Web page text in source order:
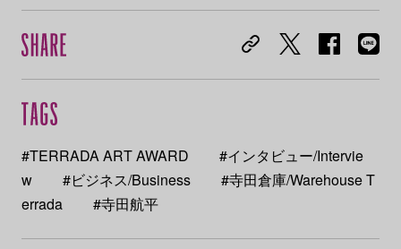
#TERRADA ART AWARD
#インタビュー/Intervie
w
#ビジネス/Business
#寺田倉庫/Warehouse T
errada
#寺田航平